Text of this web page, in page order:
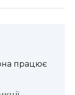
працює